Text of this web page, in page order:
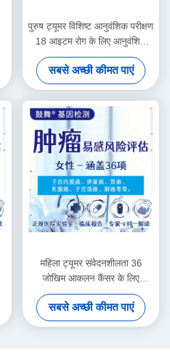
पुरुष ट्यूमर विशिष्ट आनुवंशिक परीक्षण
18 आइटम रोग के लिए आनुवंशिक
परीक्षण
सबसे अच्छी कीमत पाएं
महिला ट्यूमर संवेदनशीलता 36
जोखिम आकलन कैंसर के लिए
आनुवंशिक परीक्षण
सबसे अच्छी कीमत पाएं